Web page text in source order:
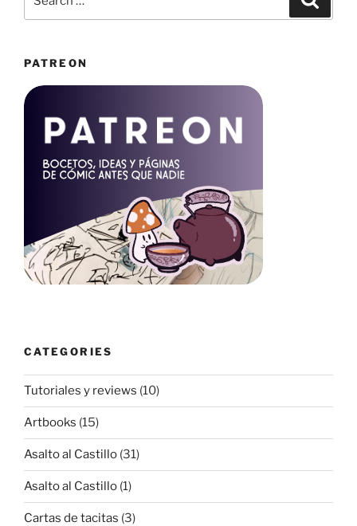
PATREON
CATEGORIES
Tutoriales y reviews (10)
Artbooks (15)
Asalto al Castillo (31)
Asalto al Castillo (1)
Cartas de tacitas (3)